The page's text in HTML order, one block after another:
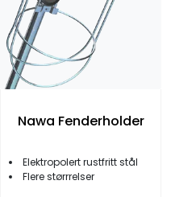
Nawa Fenderholder
Elektropolert rustfritt stål
Flere størrrelser